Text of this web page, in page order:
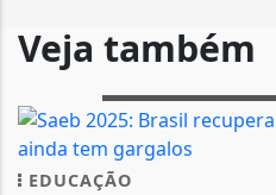
Veja também
EDUCAÇÃO